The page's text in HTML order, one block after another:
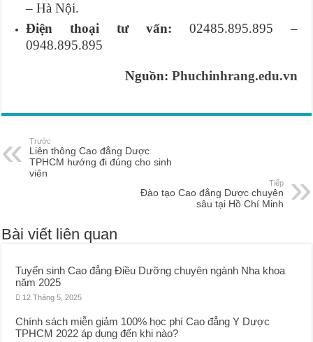
– Hà Nội.
Điện thoại tư vấn: 02485.895.895 –
0948.895.895
Nguồn: Phuchinhrang.edu.vn
Trước
Liên thông Cao đẳng Dược
TPHCM hướng đi đúng cho sinh
viên
Tiếp
Đào tạo Cao đẳng Dược chuyên
sâu tại Hồ Chí Minh
Bài viết liên quan
Tuyển sinh Cao đẳng Điều Dưỡng chuyên ngành Nha khoa
năm 2025
12 Tháng 5, 2025
Chính sách miễn giảm 100% học phí Cao đẳng Y Dược
TPHCM 2022 áp dụng đến khi nào?